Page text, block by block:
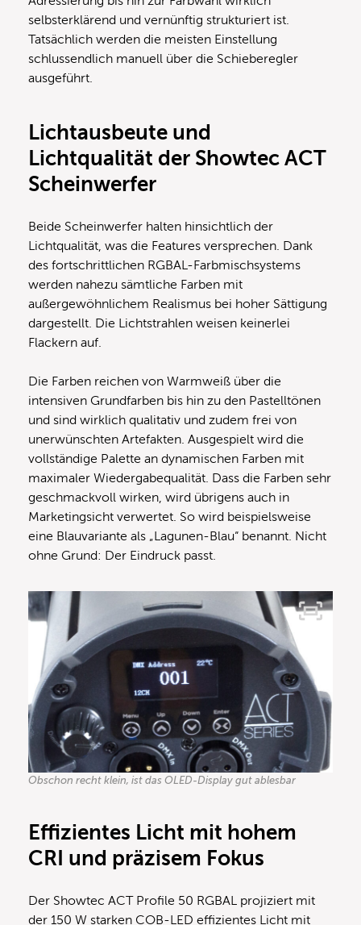
selbsterklärend und vernünftig strukturiert ist.
Tatsächlich werden die meisten Einstellung
schlussendlich manuell über die Schieberegler
ausgeführt.
Lichtausbeute und
Lichtqualität der Showtec ACT
Scheinwerfer
Beide Scheinwerfer halten hinsichtlich der
Lichtqualität, was die Features versprechen. Dank
des fortschrittlichen RGBAL-Farbmischsystems
werden nahezu sämtliche Farben mit
außergewöhnlichem Realismus bei hoher Sättigung
dargestellt. Die Lichtstrahlen weisen keinerlei
Flackern auf.
Die Farben reichen von Warmweiß über die
intensiven Grundfarben bis hin zu den Pastelltönen
und sind wirklich qualitativ und zudem frei von
unerwünschten Artefakten. Ausgespielt wird die
vollständige Palette an dynamischen Farben mit
maximaler Wiedergabequalität. Dass die Farben sehr
geschmackvoll wirken, wird übrigens auch in
Marketingsicht verwertet. So wird beispielsweise
eine Blauvariante als „Lagunen-Blau“ benannt. Nicht
ohne Grund: Der Eindruck passt.
Obschon recht klein, ist das OLED-Display gut ablesbar
Effizientes Licht mit hohem
CRI und präzisem Fokus
Der Showtec ACT Profile 50 RGBAL projiziert mit
der 150 W starken COB-LED effizientes Licht mit